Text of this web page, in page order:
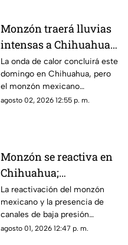
Monzón traerá lluvias
intensas a Chihuahua;
esta fecha termina la
onda de calor
La onda de calor concluirá este
domingo en Chihuahua, pero
el monzón mexicano
mantendrá lluvias fuertes,
agosto 02, 2026 12:55 p. m.
Monzón se reactiva en
Chihuahua;
pronostican lluvias,
fuertes vientos y
temperaturas de hasta
39°C
La reactivación del monzón
mexicano y la presencia de
canales de baja presión
provocarán lluvias, fuertes
agosto 01, 2026 12:47 p. m.